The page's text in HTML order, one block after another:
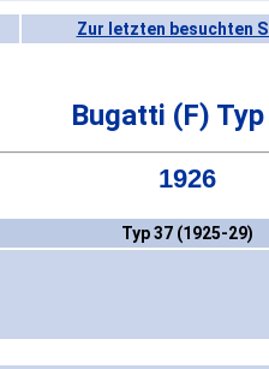
Zur letzten besuchten
Bugatti (F)
1926
Typ 37 (1925-29)